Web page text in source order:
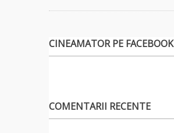
CINEAMATOR PE FACEBOOK
COMENTARII RECENTE